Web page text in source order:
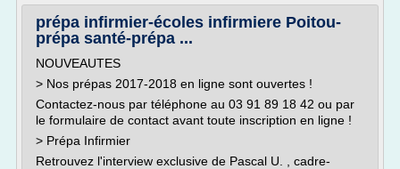
prépa infirmier-écoles infirmiere Poitou-
prépa santé-prépa ...
NOUVEAUTES
> Nos prépas 2017-2018 en ligne sont ouvertes !
Contactez-nous par téléphone au 03 91 89 18 42 ou par
le formulaire de contact avant toute inscription en ligne !
> Prépa Infirmier
Retrouvez l'interview exclusive de Pascal U. , cadre-